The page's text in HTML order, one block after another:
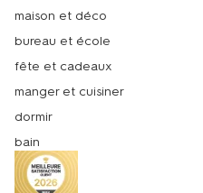
maison et déco
bureau et école
fête et cadeaux
manger et cuisiner
dormir
bain